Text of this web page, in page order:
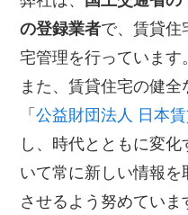
の登録業者で、賃貸住
宅管理を行っています
また、賃貸住宅の健
「公益財団法人 日本
し、時代とともに変
いて常に新しい情報
させるよう努めていま